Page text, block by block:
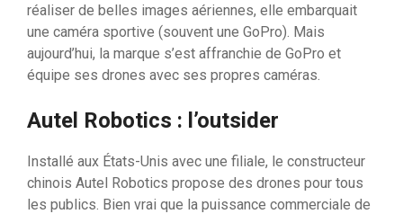
réaliser de belles images aériennes, elle embarquait
une caméra sportive (souvent une GoPro). Mais
aujourd’hui, la marque s’est affranchie de GoPro et
équipe ses drones avec ses propres caméras.
Autel Robotics : l’outsider
Installé aux États-Unis avec une filiale, le constructeur
chinois Autel Robotics propose des drones pour tous
les publics. Bien vrai que la puissance commerciale de